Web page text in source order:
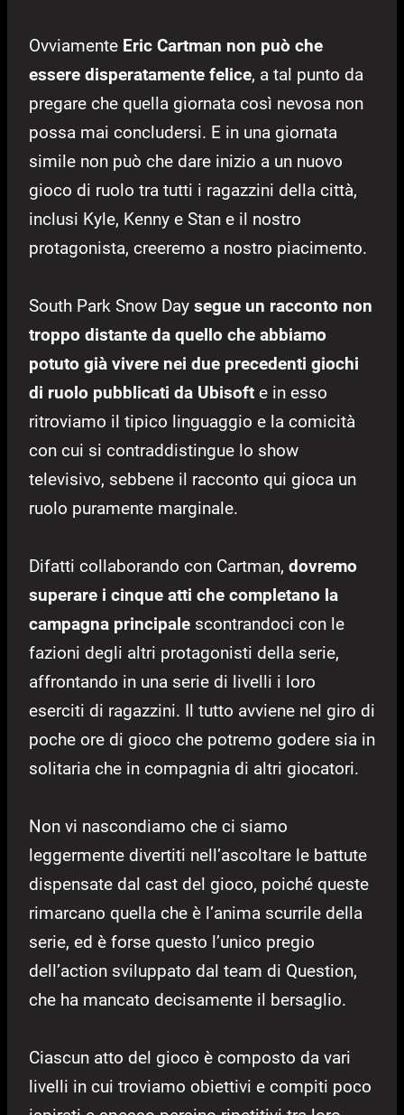
Ovviamente Eric Cartman non può che
essere disperatamente felice, a tal punto da
pregare che quella giornata così nevosa non
possa mai concludersi. E in una giornata
simile non può che dare inizio a un nuovo
gioco di ruolo tra tutti i ragazzini della città,
inclusi Kyle, Kenny e Stan e il nostro
protagonista, creeremo a nostro piacimento.
South Park Snow Day segue un racconto non
troppo distante da quello che abbiamo
potuto già vivere nei due precedenti giochi
di ruolo pubblicati da Ubisoft e in esso
ritroviamo il tipico linguaggio e la comicità
con cui si contraddistingue lo show
televisivo, sebbene il racconto qui gioca un
ruolo puramente marginale.
Difatti collaborando con Cartman, dovremo
superare i cinque atti che completano la
campagna principale scontrandoci con le
fazioni degli altri protagonisti della serie,
affrontando in una serie di livelli i loro
eserciti di ragazzini. Il tutto avviene nel giro di
poche ore di gioco che potremo godere sia in
solitaria che in compagnia di altri giocatori.
Non vi nascondiamo che ci siamo
leggermente divertiti nell’ascoltare le battute
dispensate dal cast del gioco, poiché queste
rimarcano quella che è l’anima scurrile della
serie, ed è forse questo l’unico pregio
dell’action sviluppato dal team di Question,
che ha mancato decisamente il bersaglio.
Ciascun atto del gioco è composto da vari
livelli in cui troviamo obiettivi e compiti poco